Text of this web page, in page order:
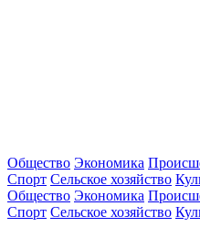
Общество Экономика
Спорт Сельское хозяйство
Общество Экономика
Спорт Сельское хозяйство